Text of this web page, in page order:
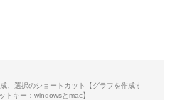
、選択のショートカット【グラフを作成す
トキー：windowsとmac】